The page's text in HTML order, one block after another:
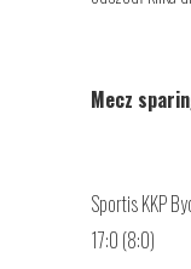
Mecz
Sportis KKP
17:0 (8:0)